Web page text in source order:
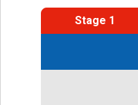
Stage 1